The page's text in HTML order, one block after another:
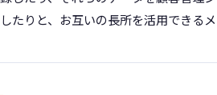
したりと、お互いの長所を活用できるメ